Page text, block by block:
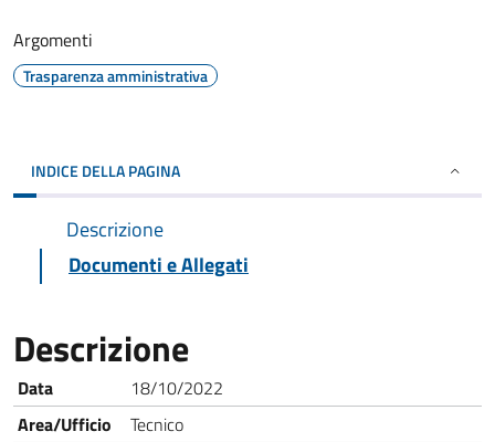
Argomenti
Trasparenza amministrativa
INDICE DELLA PAGINA
Descrizione
Documenti e Allegati
Descrizione
Data
18/10/2022
Area/Ufficio
Tecnico